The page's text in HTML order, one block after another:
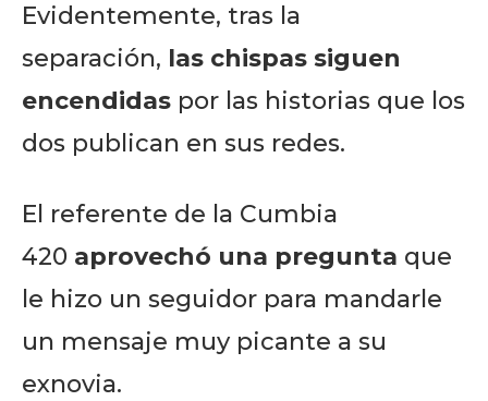
Evidentemente, tras la
separación, las chispas siguen
encendidas por las historias que los
dos publican en sus redes.
El referente de la Cumbia
420 aprovechó una pregunta que
le hizo un seguidor para mandarle
un mensaje muy picante a su
exnovia.